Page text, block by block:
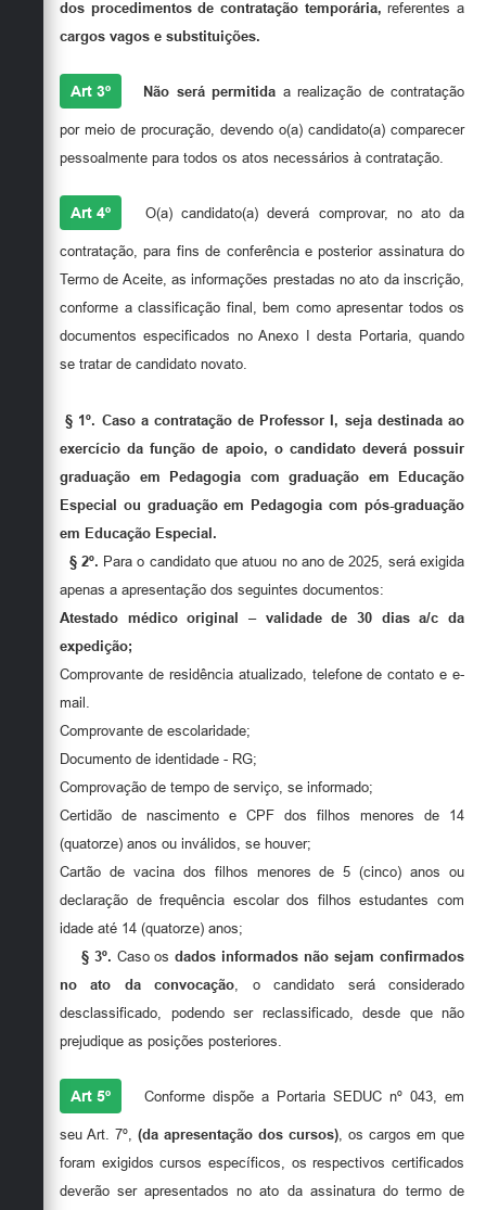
dos procedimentos de contratação temporária,referentes a
cargos vagos e substituições.
Art 3º Não será permitida a realização de contratação
por meio de procuração, devendo o(a) candidato(a) comparecer
pessoalmente para todos os atos necessários à contratação.
Art 4º O(a) candidato(a) deverá comprovar, no ato da
contratação, para fins de conferência e posterior assinatura do
Termo de Aceite, as informações prestadas no ato da inscrição,
conforme a classificação final, bem como apresentar todos os
documentos especificados no Anexo I desta Portaria, quando
se tratar de candidato novato.
§ 1º. Caso a contratação de Professor I, seja destinada ao
exercício da função de apoio, o candidato deverá possuir
graduação em Pedagogia com graduação em Educação
Especial ou graduação em Pedagogia com pós-graduação
em Educação Especial.
§ 2º. Para o candidato que atuou no ano de 2025, será exigida
apenas a apresentação dos seguintes documentos:
Atestado médico original – validade de 30 dias a/c da
expedição;
Comprovante de residência atualizado, telefone de contato e e-
mail.
Comprovante de escolaridade;
Documento de identidade - RG;
Comprovação de tempo de serviço, se informado;
Certidão de nascimento e CPF dos filhos menores de 14
(quatorze) anos ou inválidos, se houver;
Cartão de vacina dos filhos menores de 5 (cinco) anos ou
declaração de frequência escolar dos filhos estudantes com
idade até 14 (quatorze) anos;
§ 3º. Caso osdados informados não sejam confirmados
no ato da convocação, o candidato será considerado
desclassificado, podendo ser reclassificado, desde que não
prejudique as posições posteriores.
Art 5º Conforme dispõe a Portaria SEDUC nº 043, em
seu Art. 7º, (da apresentação dos cursos), os cargos em que
foram exigidos cursos específicos, os respectivos certificados
deverão ser apresentados no ato da assinatura do termo de